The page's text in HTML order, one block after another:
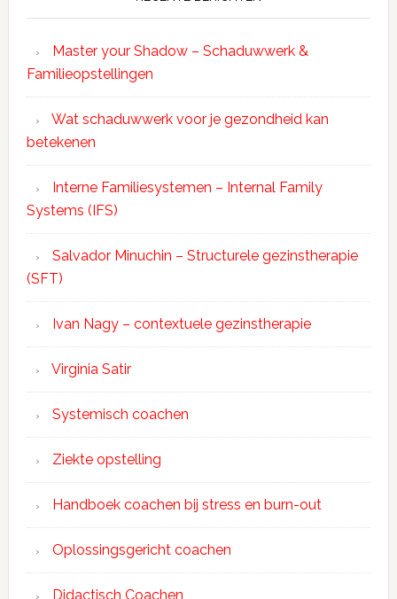
Master your Shadow – Schaduwwerk &
Familieopstellingen
Wat schaduwwerk voor je gezondheid kan
betekenen
Interne Familiesystemen – Internal Family
Systems (IFS)
Salvador Minuchin – Structurele gezinstherapie
(SFT)
Ivan Nagy – contextuele gezinstherapie
Virginia Satir
Systemisch coachen
Ziekte opstelling
Handboek coachen bij stress en burn-out
Oplossingsgericht coachen
Didactisch Coachen